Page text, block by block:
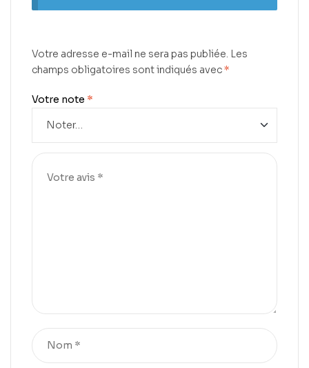
Votre adresse e-mail ne sera pas publiée. Les
champs obligatoires sont indiqués avec*
Votre note *